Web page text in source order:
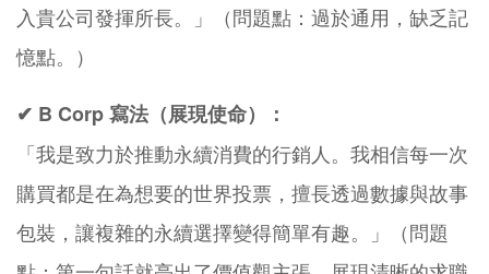
入貴公司發揮所長。」（問題點：過於通用，缺乏記
憶點。）
✔ B Corp 寫法（展現使命）：
「我是致力於推動永續消費的行銷人。我相信每一次
購買都是在為想要的世界投票，擅長透過數據與故事
包裝，讓複雜的永續選擇變得簡單有趣。」（問題